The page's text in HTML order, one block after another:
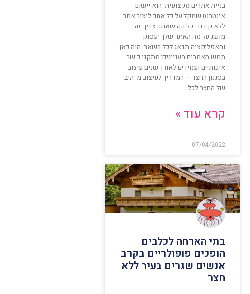
בניית אתרים מקצועית הוא יישום
אינטרנט שמקל על כל אחד ליצור אתר
ללא קידוד. כל מה שאתה צריך זה
מושג על מה האתר שלך יעסוק
והאפליקציה תדאג לכל השאר. הנה כאן
ממש מאמרים מעניינים: מתקני כושר
איכותיים ועמידים לאורך שנים עיצוב
בסגנון החצר – המדריך לעיצוב מרהיב
של החצר לכל
קרא עוד »
07/04/2022
בתי הארחה לכלבים
הופכים פופולריים בקרב
אנשים שגרים בעיר ללא
חצר